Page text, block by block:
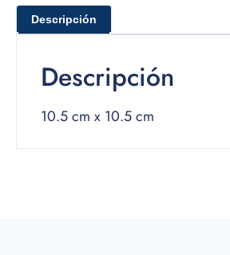
Descripción
Descripción
10.5 cm x 10.5 cm